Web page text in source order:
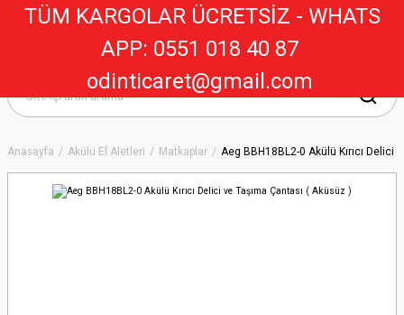
Anasayfa Akülü El Aletleri Matkaplar Aeg BBH18BL2-0 Akülü Kırıcı Delici
TÜM KARGOLAR ÜCRETSİZ - WHATS
APP: 0551 018 40 87
odinticaret@gmail.com